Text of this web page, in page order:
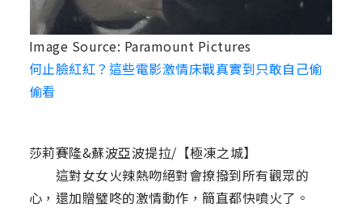
Image Source: Paramount Pictures
何止臉紅紅？這些電影激情床戰真實到只敢自己偷
偷看
莎莉賽隆&蘇波亞波提拉/【極凍之城】
這對女女火辣熱吻絕對會撩撥到所有觀眾的
心，還加贈璧咚的激情動作，簡直都快噴火了。